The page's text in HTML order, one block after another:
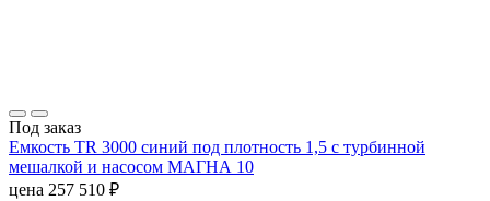
Под заказ
Емкость TR 3000 синий под плотность 1,5 с турбинной
мешалкой и насосом МАГНА 10
цена 257 510 ₽